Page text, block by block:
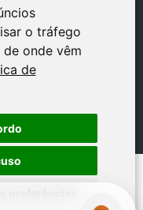
o tráfego
onde vêm
de
preferências
o tráfego
onde vêm
de
preferências